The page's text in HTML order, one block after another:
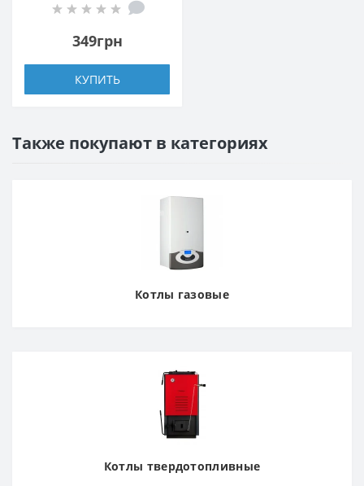
3G*1.5мм, 1.5м, white
349грн
КУПИТЬ
Также покупают в категориях
Котлы газовые
Котлы твердотопливные